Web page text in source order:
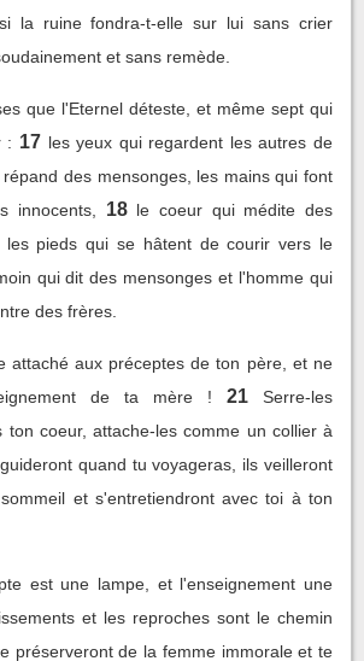
la ruine fondra-t-elle sur lui sans crier
et sans remède.
que l'Eternel déteste, et même sept qui
: 17 les yeux qui regardent les autres de
des mensonges, les mains qui font
innocents,
18 le coeur qui médite des
les pieds qui se hâtent de courir vers le
qui dit des mensonges et l'homme qui
des frères.
attaché aux préceptes de ton père, et ne
de ta mère !
21
Serre-les
ton coeur, attache-les comme un collier à
quand tu voyageras, ils veilleront
et s'entretiendront avec toi à ton
est une lampe, et l'enseignement une
et les reproches sont le chemin
préserveront de la femme immorale et te